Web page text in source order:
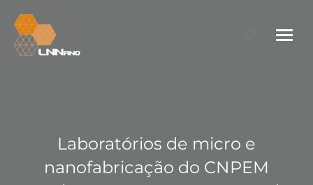
Search:
Laboratórios de micro e
nanofabricação do CNPEM